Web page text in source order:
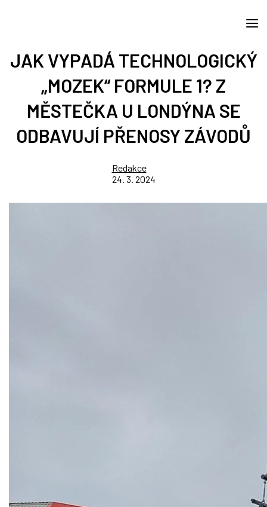
JAK VYPADÁ TECHNOLOGICKÝ
„MOZEK“ FORMULE 1? Z
MĚSTEČKA U LONDÝNA SE
ODBAVUJÍ PŘENOSY ZÁVODŮ
Redakce
24. 3. 2024